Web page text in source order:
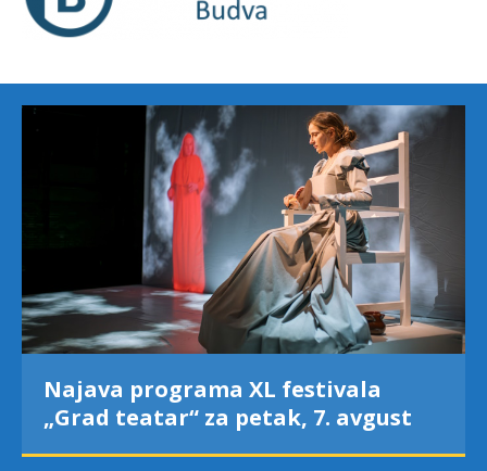
Najava programa XL festivala
„Grad teatar“ za petak, 7. avgust